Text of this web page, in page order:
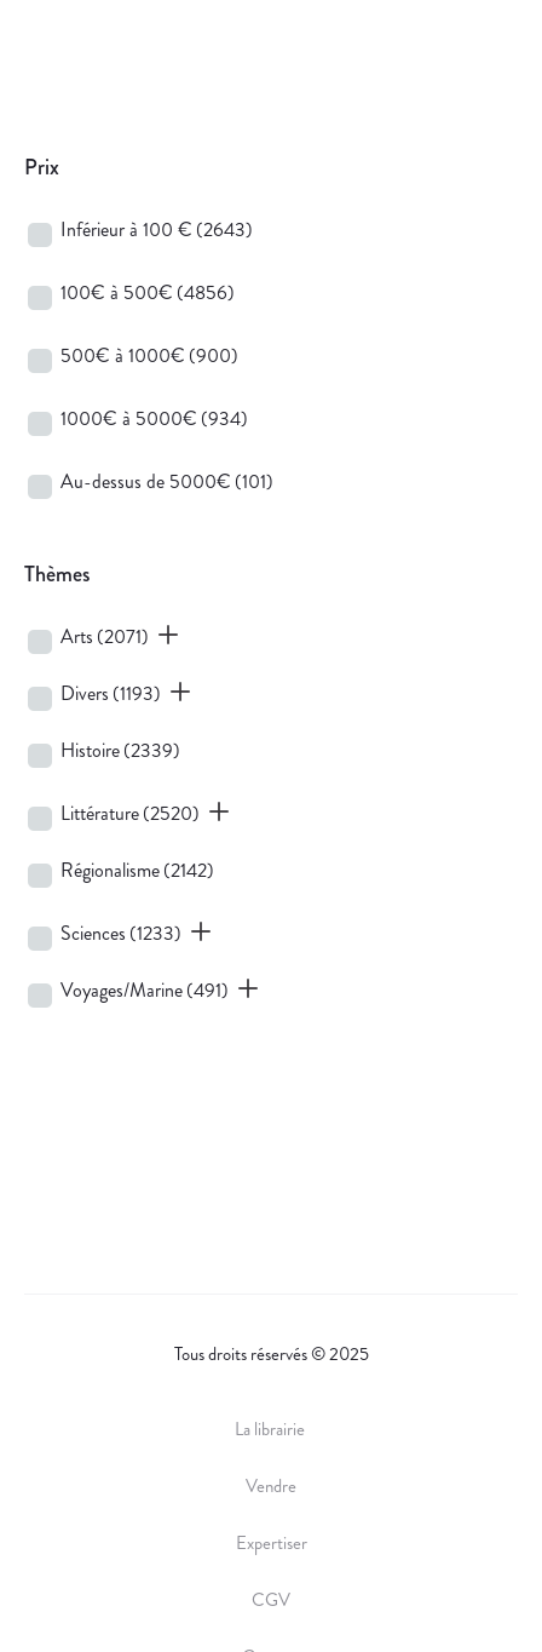
Prix
Inférieur à 100 € (2643)
100€ à 500€ (4856)
500€ à 1000€ (900)
1000€ à 5000€ (934)
Au-dessus de 5000€ (101)
Thèmes
Arts (2071)
Divers (1193)
Histoire(2339)
Littérature(2520)
Régionalisme(2142)
Sciences (1233)
Voyages/Marine(491)
Tous droits réservés © 2025
La librairie
Vendre
Expertiser
CGV